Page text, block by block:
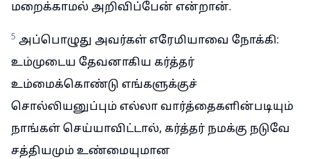
மறைக்காமல் அறிவிப்பேன் என்றான்.
5 அப்பொழுது அவர்கள் எரேமியாவை நோக்கி:
உம்முடைய தேவனாகிய கர்த்தர்
உம்மைக்கொண்டு எங்களுக்குச்
சொல்லியனுப்பும் எல்லா வார்த்தைகளின்படியும்
நாங்கள் செய்யாவிட்டால், கர்த்தர் நமக்கு நடுவே
சத்தியமும் உண்மையுமான